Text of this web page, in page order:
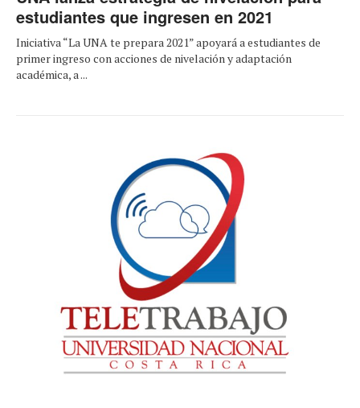
estudiantes que ingresen en 2021
Iniciativa “La UNA te prepara 2021” apoyará a estudiantes de
primer ingreso con acciones de nivelación y adaptación
académica, a ...